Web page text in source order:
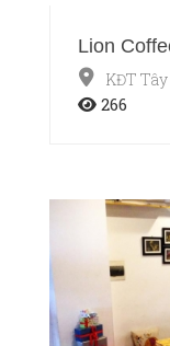
Lion
KĐT
266